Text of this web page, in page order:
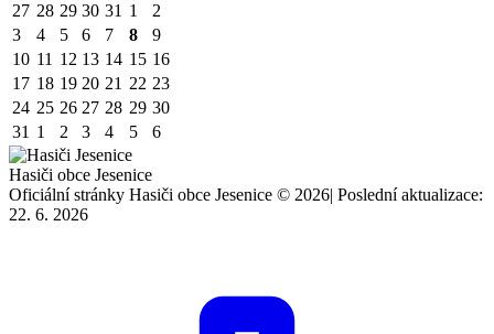
27 28 29 30 31 1
2
3
4 5 6 7 8
9
10 11 12 13 14 15 16
17 18 19 20 21 22 23
24 25 26 27 28 29 30
31 1 2 3 4 5 6
Hasiči obce Jesenice
Oficiální stránky Hasiči obce Jesenice © 2026| Poslední aktualizace:
22. 6. 2026